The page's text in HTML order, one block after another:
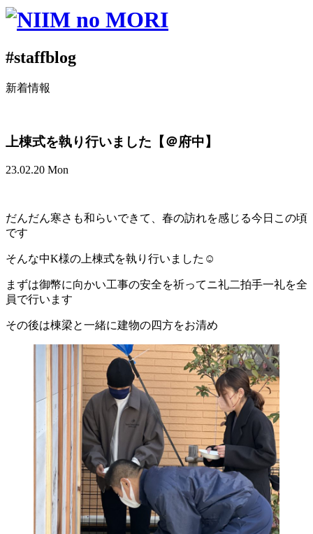
#staffblog
新着情報
上棟式を執り行いました【＠府中】
23.02.20 Mon
だんだん寒さも和らいできて、春の訪れを感じる今日この頃
です
そんな中K様の上棟式を執り行いました☺
まずは御幣に向かい工事の安全を祈ってニ礼二拍手一礼を全
員で行います
その後は棟梁と一緒に建物の四方をお清め